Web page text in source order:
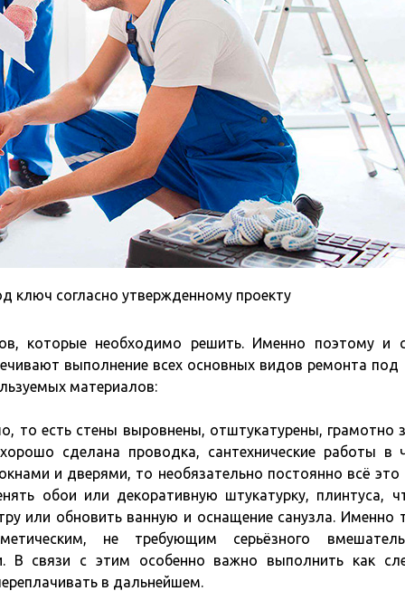
ключ согласно утвержденному проекту
которые необходимо решить. Именно поэтому и
выполнение всех основных видов ремонта
материалов:
то есть стены выровнены, отштукатурены, грамотно
сделана проводка, сантехнические работы в
и дверями, то необязательно постоянно всё это
обои или декоративную штукатурку, плинтуса,
или обновить ванную и оснащение санузла. Именно
не требующим серьёзного
В связи с этим особенно важно выполнить как
в дальнейшем.